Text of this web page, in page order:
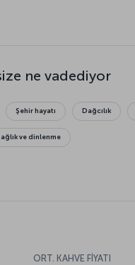
ne vadediyor
Şehir hayatı Dağcılık
ve dinlenme
ORT. KAHVE FİYATI